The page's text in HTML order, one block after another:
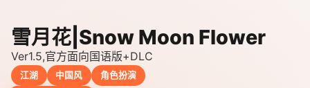
雪月花|Snow Moon Flower
Ver1.5,官方面向国语版+DLC
江湖 中国风 角色扮演